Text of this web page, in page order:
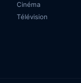
Cinéma
Télévision